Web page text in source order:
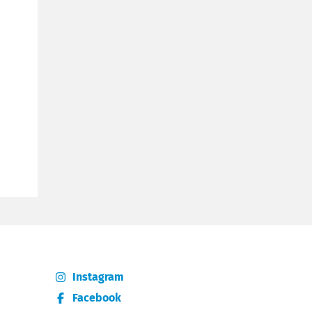
Instagram
Facebook